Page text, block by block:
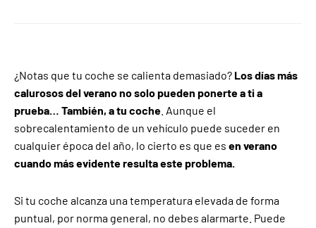
¿Notas que tu coche se calienta demasiado? Los días más
calurosos del verano no solo pueden ponerte a ti a
prueba… También, a tu coche . Aunque el
sobrecalentamiento de un vehículo puede suceder en
cualquier época del año, lo cierto es que es en verano
cuando más evidente resulta este problema.
Si tu coche alcanza una temperatura elevada de forma
puntual, por norma general, no debes alarmarte. Puede